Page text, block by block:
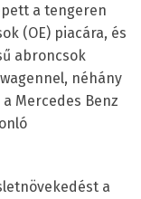
a tengeren
(OE) piacára, és
abroncsok
néhány
Mercedes Benz
a